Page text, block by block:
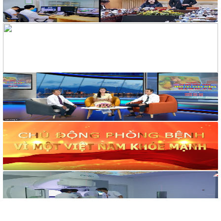
118/2021/NĐ-CP ngày 23 tháng 12 năm 2021 của Chính phủ
quy định chi tiết một số điều và biện pháp thi hành Luật Xử lý
vi phạm hành chính được sửa đổi, bổ sung theo Nghị định số
189/2025/NĐ-CP
Nghị định Quy định chi tiết Luật Xử lý vi phạm hành chính về
thẩm quyền xử phạt vi phạm hành chính
318/VPCQTT
V/v định hướng công tác tuyên truyền, đấu tranh phản bác về
nhân quyền tháng 01/2026
1265/HD-BCĐ
HƯỚNG DẪN QUẢN LÝ NGƯỜI MẮC COVID-19 TẠI NHÀ
38/TB-UBND
Kết luận của UBND tỉnh Nguyễn Tấn Tuân kiêm Trưởng Ban
Chỉ đạo phòng, chống dịch Covid-19 tỉnh Khánh Hòa tại cuộc
họp Ban Chỉ đạo phòng, chống dịch Covid-19 ngày